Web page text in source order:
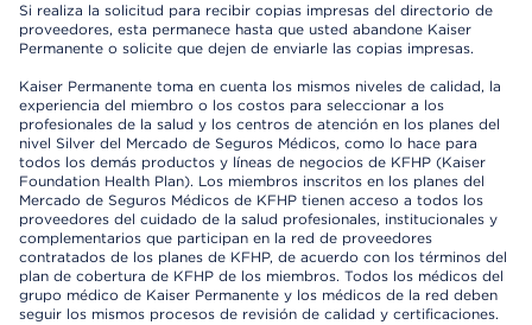
Si realiza la solicitud para recibir copias impresas del directorio de
proveedores, esta permanece hasta que usted abandone Kaiser
Permanente o solicite que dejen de enviarle las copias impresas.
Kaiser Permanente toma en cuenta los mismos niveles de calidad, la
experiencia del miembro o los costos para seleccionar a los
profesionales de la salud y los centros de atención en los planes del
nivel Silver del Mercado de Seguros Médicos, como lo hace para
todos los demás productos y líneas de negocios de KFHP (Kaiser
Foundation Health Plan). Los miembros inscritos en los planes del
Mercado de Seguros Médicos de KFHP tienen acceso a todos los
proveedores del cuidado de la salud profesionales, institucionales y
complementarios que participan en la red de proveedores
contratados de los planes de KFHP, de acuerdo con los términos del
plan de cobertura de KFHP de los miembros. Todos los médicos del
grupo médico de Kaiser Permanente y los médicos de la red deben
seguir los mismos procesos de revisión de calidad y certificaciones.